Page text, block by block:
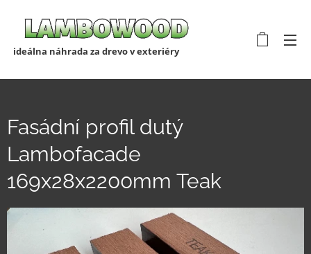
ideálna náhrada za drevo v exteriéry
Fasádní profil dutý
Lambofacade
169x28x2200mm Teak